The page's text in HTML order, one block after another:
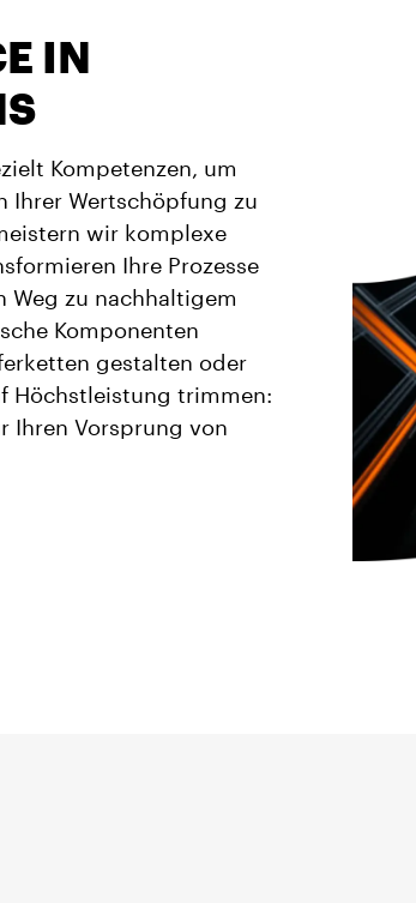
IN
Kompetenzen, um
Ihrer Wertschöpfung zu
wir komplexe
Ihre Prozesse
Weg zu nachhaltigem
Komponenten
gestalten oder
Höchstleistung trimmen:
Ihren Vorsprung von